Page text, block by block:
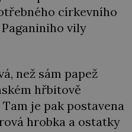
církevního
vily
než sám papež
hřbitově
je pak postavena
hrobka a ostatky